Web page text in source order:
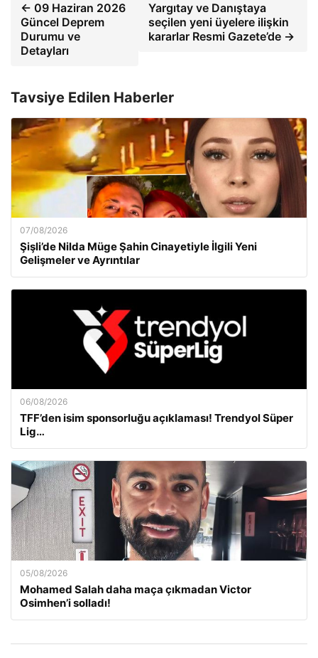
← 09 Haziran 2026
Güncel Deprem
Durumu ve
Detayları
Yargıtay ve Danıştaya
seçilen yeni üyelere ilişkin
kararlar Resmi Gazete’de →
Tavsiye Edilen Haberler
07/08/2026
Şişli’de Nilda Müge Şahin Cinayetiyle İlgili Yeni
Gelişmeler ve Ayrıntılar
06/08/2026
TFF’den isim sponsorluğu açıklaması! Trendyol Süper
Lig…
05/08/2026
Mohamed Salah daha maça çıkmadan Victor
Osimhen’i solladı!